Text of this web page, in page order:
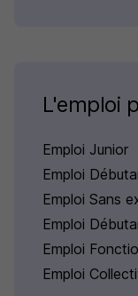
L'emploi
Emploi Junior
Emploi
Emploi Sans
Emploi
Emploi
Emploi